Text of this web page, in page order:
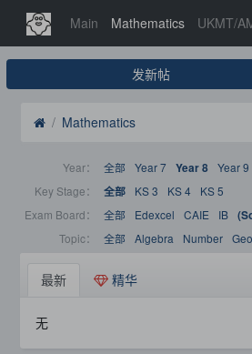
Main Mathematics UKMT/
发新帖
Mathematics
Year： 全部 Year 7 Year 8 Year 9
Key Stage：
全部 KS 3 KS 4
KS 5
Exam Board：
全部 Edexcel CAIE IB
Topic：
全部 Algebra Number
最新 精华
无